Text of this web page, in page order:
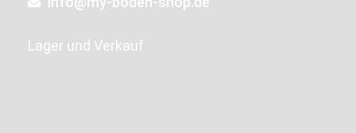
Lager und Verkauf